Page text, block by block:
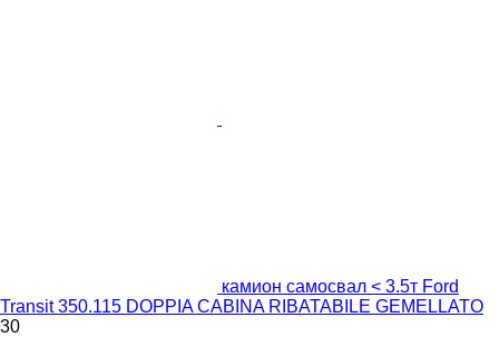
камион самосвал < 3.5т Ford
Transit 350.115 DOPPIA CABINA RIBATABILE GEMELLATO
30